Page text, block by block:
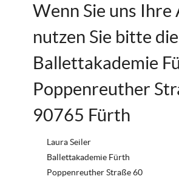
Wenn Sie uns
nutzen Sie bitte
Ballettakademie
Poppenreuther
90765 Fürth
Laura Seiler
Ballettakademie Fürth
Poppenreuther Straße 60